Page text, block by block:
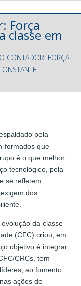
Força
classe em
CONTADOR: FORÇA
pela
formados que
é o que melhor
tecnológico, pela
se refletem
dos
da classe
(CFC) criou, em
objetivo é integrar
CRCs, tem
ao fomento
ações de